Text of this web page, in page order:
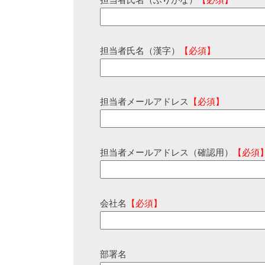
担当者氏名（漢字） 【必須】
担当者メールアドレス 【必須】
担当者メールアドレス（確認用） 【必須
会社名 【必須】
部署名